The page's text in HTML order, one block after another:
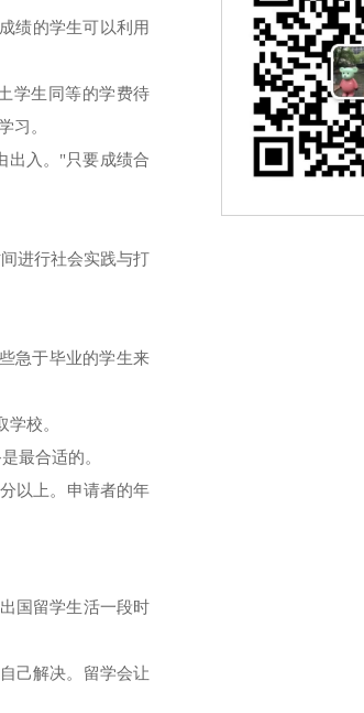
绩的学生可以利用
学生同等的学费待
习。
出入。"只要成绩合
进行社会实践与打
急于毕业的学生来
校。
最合适的。
以上。申请者的年
国留学生活一段时
己解决。留学会让